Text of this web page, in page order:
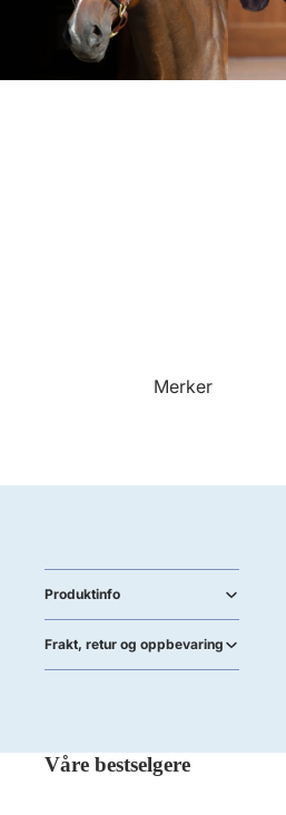
Merker
Produktinfo
Frakt, retur og oppbevaring
Våre bestselgere